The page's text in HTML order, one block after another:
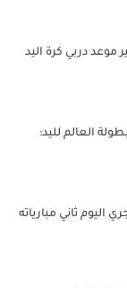
دربي كرة اليد
العالم لليد:
اليوم ثاني مبارياته